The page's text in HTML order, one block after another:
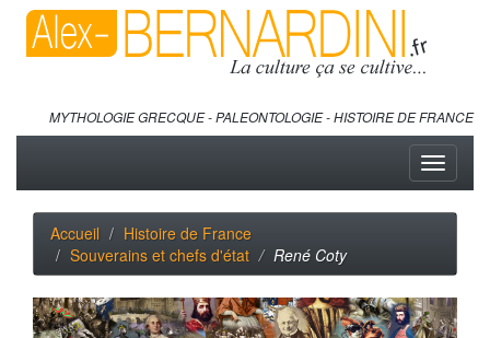
MYTHOLOGIE GRECQUE - PALEONTOLOGIE - HISTOIRE DE FRANCE
Toggle
Accueil
Histoire de France
Souverains et chefs d'état
René Coty